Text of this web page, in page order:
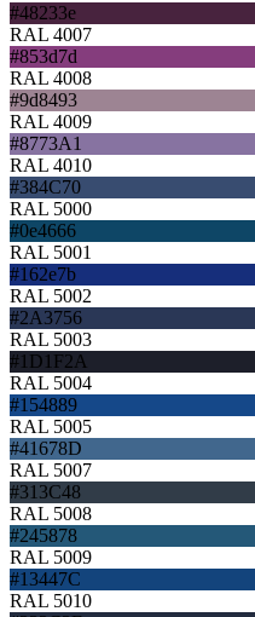
#48233e
RAL 4007
#853d7d
RAL 4008
#9d8493
RAL 4009
#8773A1
RAL 4010
#384C70
RAL 5000
#0e4666
RAL 5001
#162e7b
RAL 5002
#2A3756
RAL 5003
#1D1F2A
RAL 5004
#154889
RAL 5005
#41678D
RAL 5007
#313C48
RAL 5008
#245878
RAL 5009
#13447C
RAL 5010